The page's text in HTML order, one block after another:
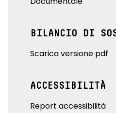
BILANCIO DI
Scarica versione pdf
ACCESSIBILITÀ
Report accessibilità